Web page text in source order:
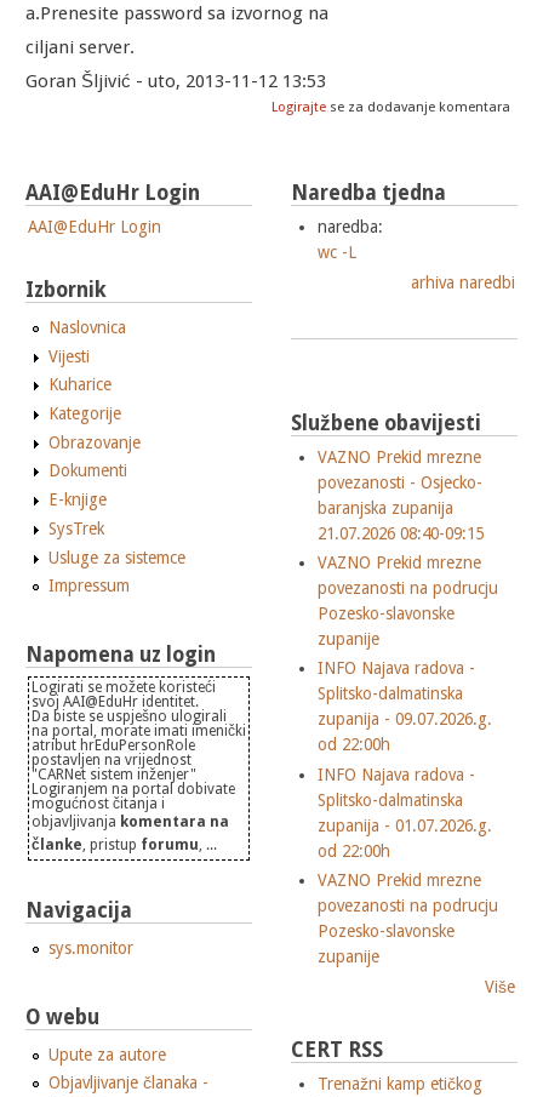
a.Prenesite password sa izvornog na
ciljani server.
Goran Šljivić - uto, 2013-11-12 13:53
Logirajte se za dodavanje komentara
AAI@EduHr Login
AAI@EduHr Login
Izbornik
Naslovnica
Vijesti
Kuharice
Kategorije
Obrazovanje
Dokumenti
E-knjige
SysTrek
Usluge za sistemce
Impressum
Napomena uz login
Logirati se možete koristeći
svoj AAI@EduHr identitet.
Da biste se uspješno ulogirali
na portal, morate imati imenički
atribut hrEduPersonRole
postavljen na vrijednost
"CARNet sistem inženjer"
Logiranjem na portal dobivate
mogućnost čitanja i
objavljivanja komentara na
članke, pristup forumu, ...
Navigacija
sys.monitor
O webu
Upute za autore
Objavljivanje članaka -
Naredba tjedna
naredba:
wc -L
arhiva naredbi
Službene obavijesti
VAZNO Prekid mrezne
povezanosti - Osjecko-
baranjska zupanija
21.07.2026 08:40-09:15
VAZNO Prekid mrezne
povezanosti na podrucju
Pozesko-slavonske
zupanije
INFO Najava radova -
Splitsko-dalmatinska
zupanija - 09.07.2026.g.
od 22:00h
INFO Najava radova -
Splitsko-dalmatinska
zupanija - 01.07.2026.g.
od 22:00h
VAZNO Prekid mrezne
povezanosti na podrucju
Pozesko-slavonske
zupanije
Više
CERT RSS
Trenažni kamp etičkog